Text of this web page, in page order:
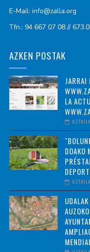
E-Mail: info@zalla.org
Tfn.: 94 667 07 08 //
AZKEN POSTAK
JARRAI
LA